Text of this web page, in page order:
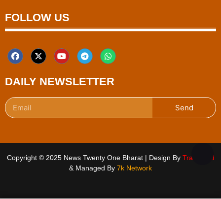
FOLLOW US
DAILY NEWSLETTER
Send
Copyright © 2025 News Twenty One Bharat | Design By Traffic Tail
& Managed By 7k Network